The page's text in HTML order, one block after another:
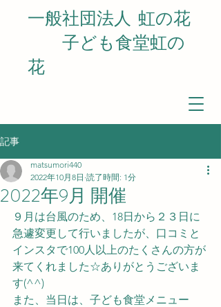
一般社団法人 虹の花
​ 子ども食堂虹の
花
記事
2022年9月 開催
matsumori440
2022年10月8日 読了時間: 1分
９月は台風のため、18日から２３日に
急遽変更して行いましたが、口コミと
インスタで100人以上のたくさんの方が
来てくれました☆ありがとうございま
す(^^)
また、当日は、子ども食堂メニュー